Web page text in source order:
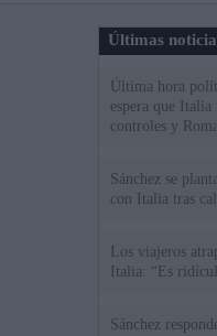
Últimas
Última hora
espera que
controles y
Sánchez se
con Italia tras
Los viajeros
Italia: “Es
Sánchez